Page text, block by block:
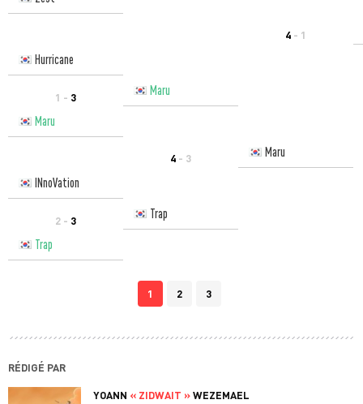
4 - 1
Hurricane
1 - 3
Maru
Maru
4 - 3
Maru
INnoVation
2 - 3
Trap
Trap
1 2 3
RÉDIGÉ PAR
YOANN « ZIDWAIT »WEZEMAEL